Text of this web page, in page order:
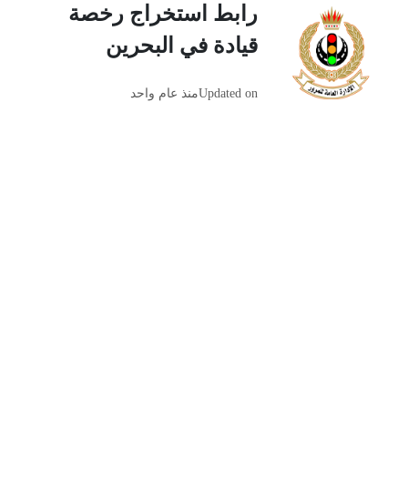
رابط استخراج رخصة
قيادة في البحرين
Updated onمنذ عام واحد